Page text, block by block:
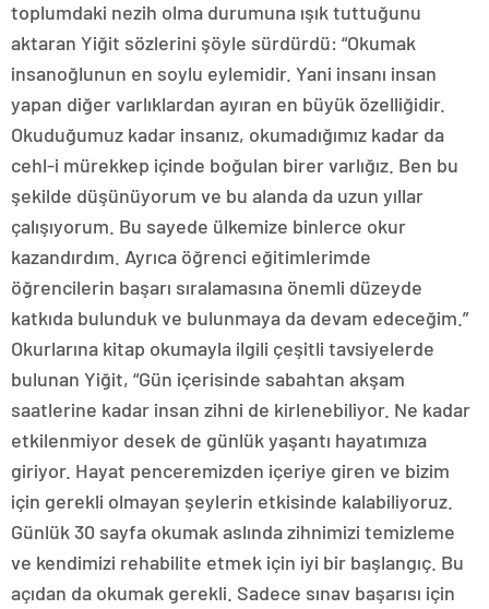
toplumdaki nezih olma durumuna ışık tuttuğunu
aktaran Yiğit sözlerini şöyle sürdürdü: “Okumak
insanoğlunun en soylu eylemidir. Yani insanı insan
yapan diğer varlıklardan ayıran en büyük özelliğidir.
Okuduğumuz kadar insanız, okumadığımız kadar da
cehl-i mürekkep içinde boğulan birer varlığız. Ben bu
şekilde düşünüyorum ve bu alanda da uzun yıllar
çalışıyorum. Bu sayede ülkemize binlerce okur
kazandırdım. Ayrıca öğrenci eğitimlerimde
öğrencilerin başarı sıralamasına önemli düzeyde
katkıda bulunduk ve bulunmaya da devam edeceğim.”
Okurlarına kitap okumayla ilgili çeşitli tavsiyelerde
bulunan Yiğit, “Gün içerisinde sabahtan akşam
saatlerine kadar insan zihni de kirlenebiliyor. Ne kadar
etkilenmiyor desek de günlük yaşantı hayatımıza
giriyor. Hayat penceremizden içeriye giren ve bizim
için gerekli olmayan şeylerin etkisinde kalabiliyoruz.
Günlük 30 sayfa okumak aslında zihnimizi temizleme
ve kendimizi rehabilite etmek için iyi bir başlangıç. Bu
açıdan da okumak gerekli. Sadece sınav başarısı için